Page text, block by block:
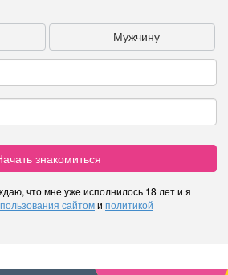
Мужчину
знакомиться
что мне уже исполнилось 18 лет и я
сайтоми политикой